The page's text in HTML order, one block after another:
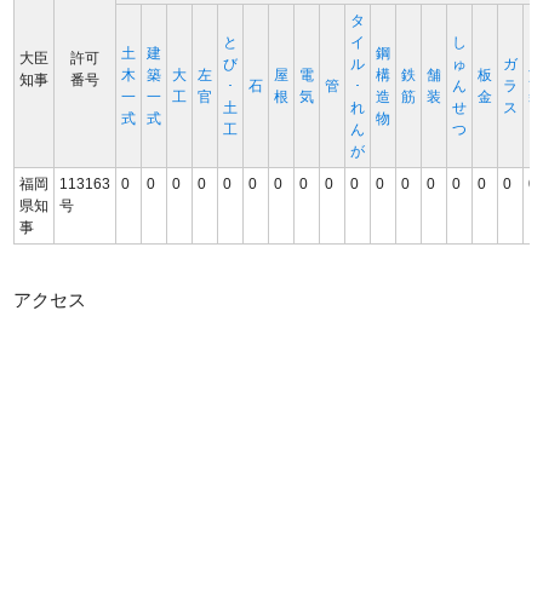
大臣
知事
許可
番号
土
木
一
式
建
築
一
式
大
工
左
官
と
び
･
土
工
石
屋
根
電
気
管
タ
イ
ル
･
れ
ん
が
鋼
構
造
物
鉄
筋
舗
装
し
ゅ
ん
せ
つ
板
金
ガ
ラ
ス
塗
装
福岡
県知
事
113163
号
0 0 0 0 0 0 0 0 0 0 0 0 0 0 0 0 0
アクセス